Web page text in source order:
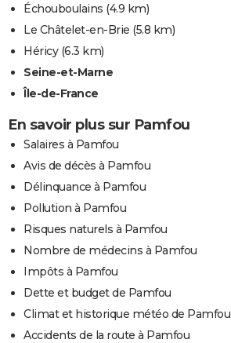
Échouboulains (4.9 km)
Le Châtelet-en-Brie (5.8 km)
Héricy(6.3 km)
Seine-et-Marne
Île-de-France
En savoir plus sur Pamfou
Salaires à Pamfou
Avis de décès à Pamfou
Délinquance à Pamfou
Pollution à Pamfou
Risques naturels à Pamfou
Nombre de médecins à Pamfou
Impôts à Pamfou
Dette et budget de Pamfou
Climat et historique météo de Pamfou
Accidents de la route à Pamfou